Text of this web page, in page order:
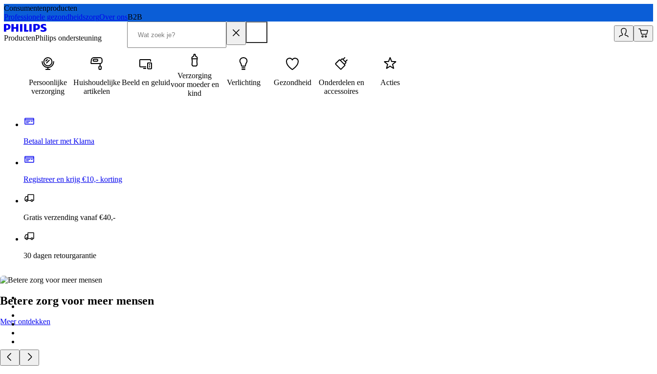
Consumentenproducten
Professionele gezondheidszorgOver onsB2B
ProductenPhilips ondersteuning
Persoonlijke
verzorging
Huishoudelijke
artikelen
Beeld en geluid
Verzorging
voor moeder en
kind
Verlichting Gezondheid
Onderdelen en
accessoires
Acties
Betaal later met Klarna
Registreer en krijg €10,- korting
Gratis verzending vanaf €40,-
30 dagen retourgarantie
Betere zorg voor meer mensen
Meer ontdekken